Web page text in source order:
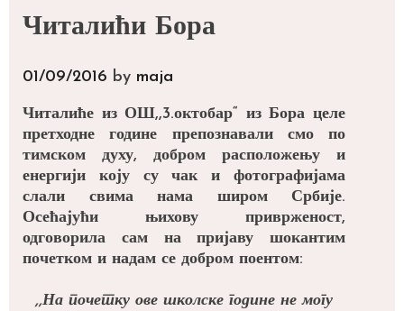
Читалићи Бора
01/09/2016 by maja
Читалиће из ОШ,,3.октобар“ из Бора целе
претходне године препознавали смо по
тимском духу, добром расположењу и
енергији коју су чак и фотографијама
слали свима нама широм Србије.
Осећајући њихову приврженост,
одговорила сам на пријаву шокантим
почетком и надам се добром поентом:
,,На почетку ове школске године не могу